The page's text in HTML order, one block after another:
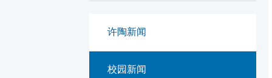
许陶新闻
校园新闻